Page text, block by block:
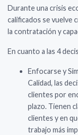
Durante una crisis
calificados se vuelve
la contratación y
En cuanto a las 4
Enfocarse y
Calidad, las
clientes por
plazo. Tienen
clientes y en
trabajo más